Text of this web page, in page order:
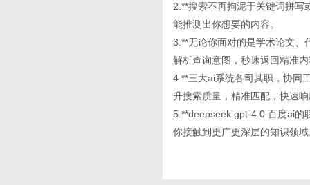
2.**搜索不再拘泥于关键词拼
能推测出你想要的内容。
3.**无论你面对的是学术论文
解析查询意图，秒速返回精准
4.**三大ai系统各司其职，协同
升搜索质量，精准匹配，快速
5.**deepseek gpt-4.0 百度ai的
你接触到更广更深层的知识领